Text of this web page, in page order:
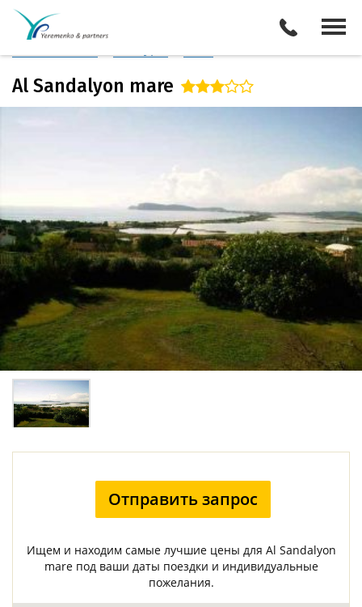
Италия
Описание отеля
Al Sandalyon mare
Отправить запрос
Ищем и находим самые лучшие цены для Al Sandalyon
mare под ваши даты поездки и индивидуальные
пожелания.